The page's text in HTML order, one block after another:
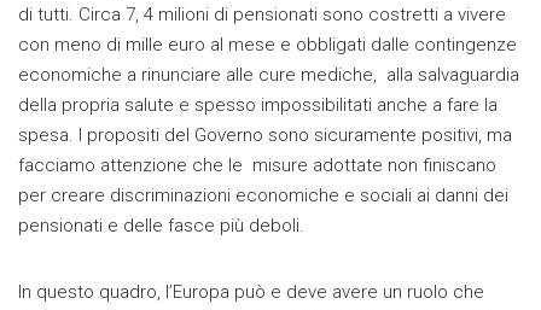
di tutti. Circa 7, 4 milioni di pensionati sono costretti a vivere
con meno di mille euro al mese e obbligati dalle contingenze
economiche a rinunciare alle cure mediche, alla salvaguardia
della propria salute e spesso impossibilitati anche a fare la
spesa. I propositi del Governo sono sicuramente positivi, ma
facciamo attenzione che le misure adottate non finiscano
per creare discriminazioni economiche e sociali ai danni dei
pensionati e delle fasce più deboli.
In questo quadro, l’Europa può e deve avere un ruolo che